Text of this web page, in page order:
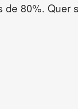
de 80%. Quer